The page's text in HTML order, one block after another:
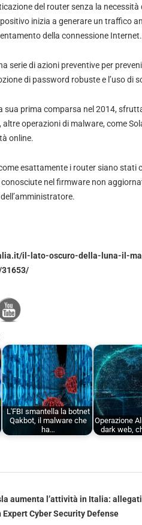
del router senza la
inizia a generare un traffico
della connessione Internet.
serie di azioni preventive per
di password robuste e l’uso di
sua prima comparsa nel 2014,
operazioni di malware, come
online.
esattamente i router siano stati
nel firmware non
il-lato-oscuro-della-luna-il-
L'FBI smantella la botnet
Qakbot, il malware che
ha…
Operazione
dark web,
aumenta l’attività in Italia: allegati
Expert Cyber Security Defense